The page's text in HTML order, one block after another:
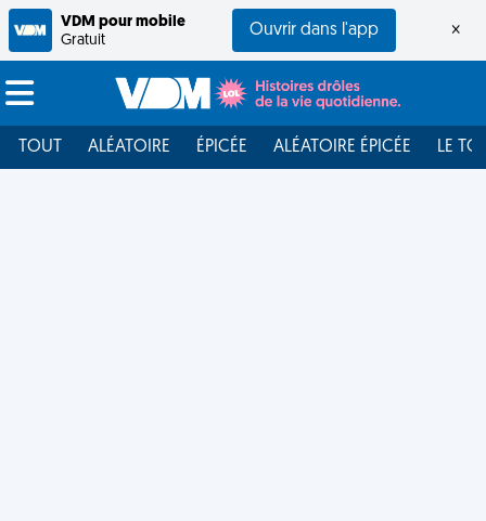
VDM pour mobile
Gratuit
Ouvrir dans l'app ×
TOUT ALÉATOIRE ÉPICÉE ALÉATOIRE ÉPICÉE LE